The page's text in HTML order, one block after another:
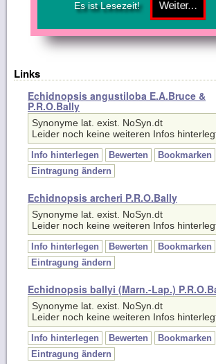
Echidnopsis angustiloba E.A.Bruce &
P.R.O.Bally
Synonyme lat. exist. NoSyn.dt
Leider noch keine weiteren Infos hinterlegt.
Info hinterlegen Bewerten
Bookmarken
Eintragung ändern
Synonyme lat. exist. NoSyn.dt
Leider noch keine weiteren Infos hinterlegt.
Info hinterlegen Bewerten
Bookmarken
Eintragung ändern
Synonyme lat. exist. NoSyn.dt
Leider noch keine weiteren Infos hinterlegt.
Info hinterlegen Bewerten
Bookmarken
Eintragung ändern